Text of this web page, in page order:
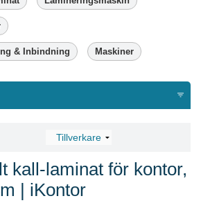
& Inbindning Maskiner
kall-laminat för kontor,
| iKontor